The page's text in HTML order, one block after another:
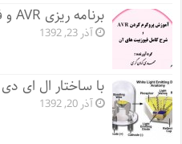
برنامه ریزی AVR و فیوز بیت های AVR
آذر 23, 1392
با ساختار ال ای
آذر 20, 1392